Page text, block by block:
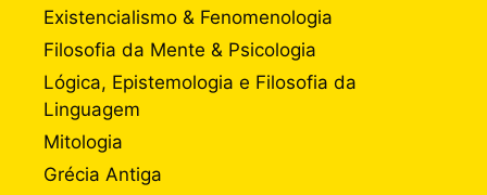
Existencialismo & Fenomenologia
Filosofia da Mente & Psicologia
Lógica, Epistemologia e Filosofia da
Linguagem
Mitologia
Grécia Antiga